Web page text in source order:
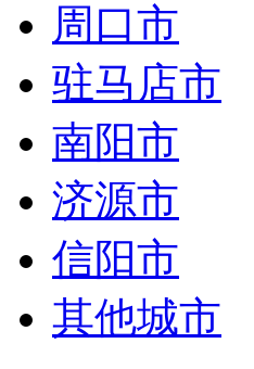
周口市
驻马店市
南阳市
济源市
信阳市
其他城市